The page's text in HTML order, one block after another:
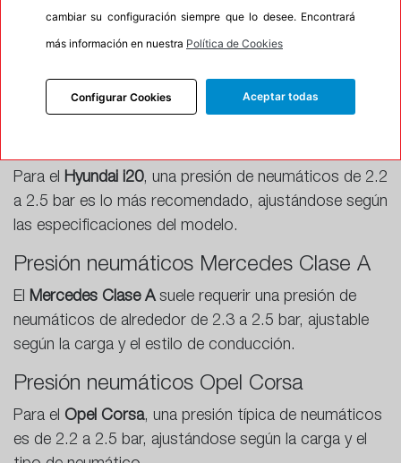
Presión neumáticos Ford Focus
Focussuele ser de 2.3 a 2.6 bar, ajustándose de
acuerdo con el modelo y el uso.
Para el Hyundai i20, una presión de neumáticos de 2.2
a 2.5 bar es lo más recomendado, ajustándose según
las especificaciones del modelo.
Presión neumáticos Mercedes Clase A
El Mercedes Clase Asuele requerir una presión de
neumáticos de alrededor de 2.3 a 2.5 bar, ajustable
según la carga y el estilo de conducción.
Presión neumáticos Opel Corsa
Para el Opel Corsa, una presión típica de neumáticos
es de 2.2 a 2.5 bar, ajustándose según la carga y el
cambiar su configuración siempre que lo desee. Encontrará
más información en nuestra Política de Cookies
Configurar Cookies Aceptar todas